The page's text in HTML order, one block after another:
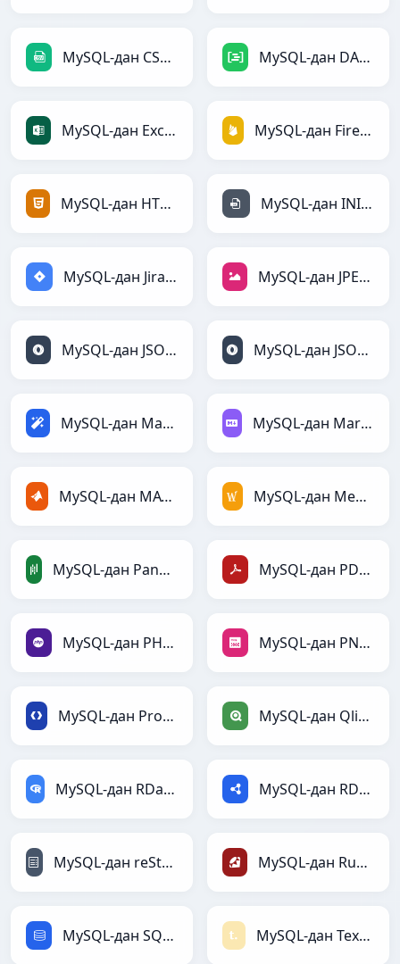
MySQL-дан CSV-ға MySQL-дан DAX-ға
MySQL-дан Excel-ға MySQL-дан Firebase-ға
MySQL-дан HTML-ға MySQL-дан INI-ға
MySQL-дан Jira-ға MySQL-дан JPEG-ға
MySQL-дан JSON-ға MySQL-дан JSONLines-ға
MySQL-дан Magic-ға MySQL-дан Markdown-ға
MySQL-дан MATLAB-ға MySQL-дан MediaWiki-ға
MySQL-дан PandasDataFrame-ға MySQL-дан PDF-ға
MySQL-дан PHP-ға MySQL-дан PNG-ға
MySQL-дан Protobuf-ға MySQL-дан Qlik-ға
MySQL-дан RDataFrame-ға MySQL-дан RDF-ға
MySQL-дан reStructuredText-ға MySQL-дан Ruby-ға
MySQL-дан SQL-ға MySQL-дан Textile-ға